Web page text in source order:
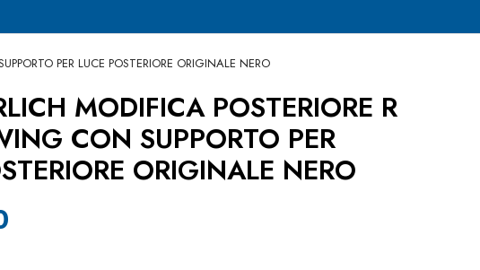
PER LUCE POSTERIORE ORIGINALE NERO
MODIFICA POSTERIORE R
CON SUPPORTO PER
ORIGINALE NERO